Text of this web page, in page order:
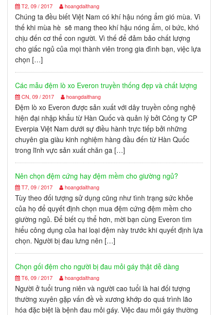
T2, 09 / 2017 hoangdaithang
Chúng ta đều biết Việt Nam có khí hậu nóng ẩm gió mùa. Vì
thế khi mùa hè sẽ mang theo khí hậu nóng ẩm, oi bức, khó
chịu đến cơ thể con người. Vì thế để đảm bảo chất lượng
cho giấc ngủ của mọi thành viên trong gia đình bạn, việc lựa
chọn […]
Các mẫu đệm lò xo Everon truyền thống đẹp và chất lượng
CN, 09 / 2017 hoangdaithang
Đệm lò xo Everon được sản xuất với dây truyền công nghệ
hiện đại nhập khẩu từ Hàn Quốc và quản lý bởi Công ty CP
Everpia Việt Nam dưới sự điều hành trực tiếp bởi những
chuyên gia giàu kinh nghiệm hàng đầu đến từ Hàn Quốc
trong lĩnh vực sản xuất chăn ga […]
Nên chọn đệm cứng hay đệm mềm cho giường ngủ?
T7, 09 / 2017 hoangdaithang
Tùy theo đối tượng sử dụng cũng như tình trạng sức khỏe
của họ để quyết định chọn mua đệm cứng đệm mềm cho
giường ngủ. Để biết cụ thể hơn, mời bạn cùng Everon tìm
hiểu công dụng của hai loại đệm này trước khi quyết định lựa
chọn. Người bị đau lưng nên […]
Chọn gối đệm cho người bị đau mỏi gáy thật dễ dàng
T6, 09 / 2017 hoangdaithang
Người ở tuổi trung niên và người cao tuổi là hai đối tượng
thường xuyên gặp vấn đề về xương khớp do quá trình lão
hóa đặc biệt là bệnh đau mỏi gáy. Việc đau mỏi gáy thường